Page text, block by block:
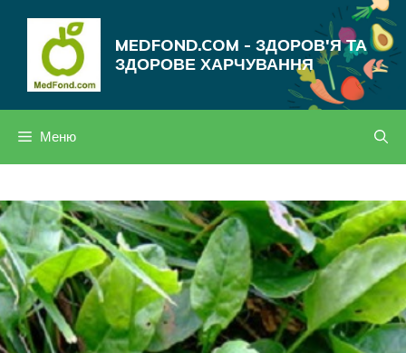
MEDFOND.COM - ЗДОРОВ'Я ТА
ЗДОРОВЕ ХАРЧУВАННЯ
Меню